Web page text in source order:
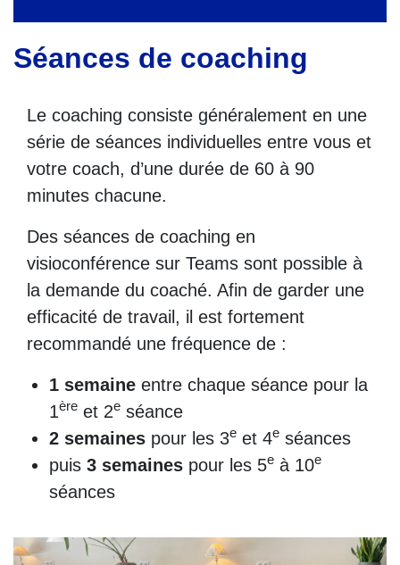
Séances de coaching
Le coaching consiste généralement en une
série de séances individuelles entre vous et
votre coach, d’une durée de 60 à 90
minutes chacune.
Des séances de coaching en
visioconférence sur Teams sont possible à
la demande du coaché. Afin de garder une
efficacité de travail, il est fortement
recommandé une fréquence de :
1 semaine entre chaque séance pour la
1ère et 2e séance
2 semaines pour les 3e et 4e séances
puis 3 semaines pour les 5e à 10e
séances